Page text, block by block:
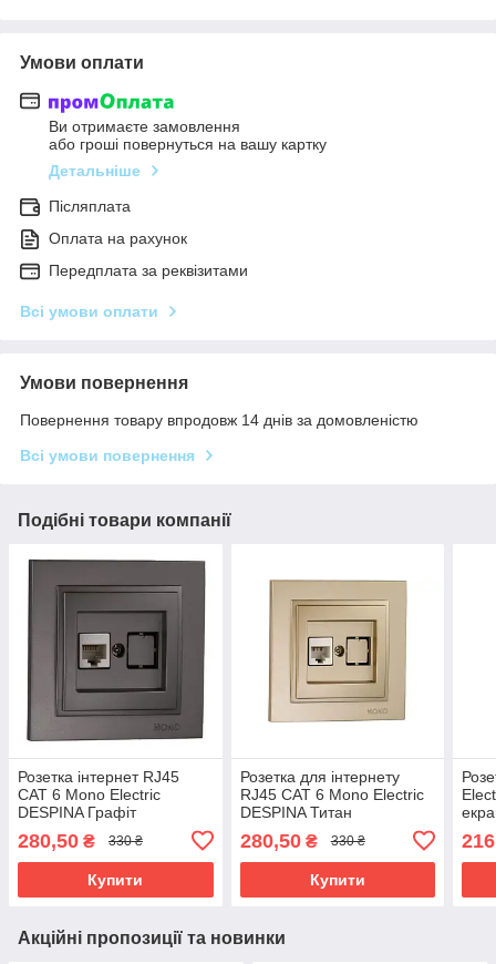
Умови оплати
Ви отримаєте замовлення
або гроші повернуться на вашу картку
Детальніше
Післяплата
Оплата на рахунок
Передплата за реквізитами
Всі умови оплати
Умови повернення
Повернення товару впродовж 14 днів за домовленістю
Всі умови повернення
Подібні товари компанії
Розетка інтернет RJ45
CAT 6 Mono Electric
DESPINA Графіт
280,50 ₴ 330 ₴
Купити
Розетка для інтернету
RJ45 CAT 6 Mono Electric
DESPINA Титан
280,50₴ 330 ₴
Купити
Акційні пропозиції та новинки